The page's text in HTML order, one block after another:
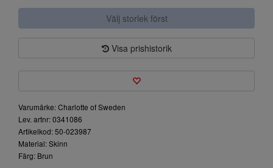
Välj storlek först
Visa prishistorik
Varumärke: Charlotte of Sweden
Lev. artnr: 0341086
Artikelkod: 50-023987
Material: Skinn
Färg: Brun